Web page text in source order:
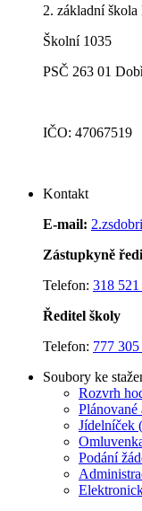
2. základní škola
Školní 1035
PSČ 263 01
IČO: 47067519
Kontakt
E-mail:
Zástupkyně
Telefon: 318 521
Ředitel školy
Telefon: 777
Soubory ke
Rozvrh
Plánované
Jídelníček
Podání